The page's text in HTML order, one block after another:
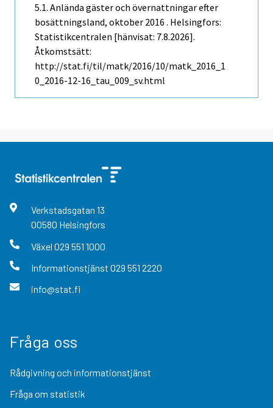
5.1. Anlända gäster och övernattningar efter
bosättningsland, oktober 2016 . Helsingfors:
Statistikcentralen [hänvisat: 7.8.2026].
Åtkomstsätt:
http://stat.fi/til/matk/2016/10/matk_2016_1
0_2016-12-16_tau_009_sv.html
Verkstadsgatan 13
00580 Helsingfors
Växel 029 551 1000
Informationstjänst 029 551 2220
info@stat.fi
Fråga oss
Rådgivning och informationstjänst
Fråga om statistik